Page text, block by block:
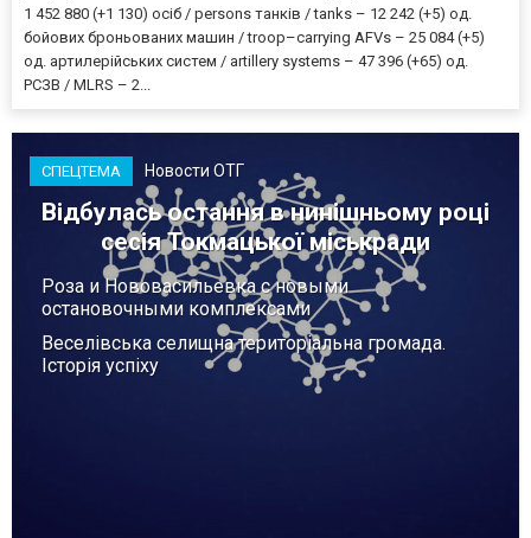
1 452 880 (+1 130) осіб / persons танків / tanks – 12 242 (+5) од.
бойових броньованих машин / troop–carrying AFVs – 25 084 (+5)
од. артилерійських систем / artillery systems – 47 396 (+65) од.
РСЗВ / MLRS – 2...
СПЕЦТЕМА Новости ОТГ
Відбулась остання в нинішньому році
сесія Токмацької міськради
Роза и Нововасильевка с новыми
остановочными комплексами
Веселівська селищна територіальна громада.
Історія успіху